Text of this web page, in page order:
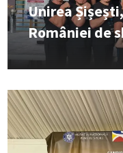
Unirea
României de